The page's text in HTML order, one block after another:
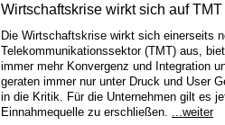
Wirtschaftskrise wirkt sich auf
Die Wirtschaftskrise wirkt sich einerseits
Telekommunikationssektor (TMT) aus,
immer mehr Konvergenz und Integration
geraten immer nur unter Druck und User
in die Kritik. Für die Unternehmen gilt es
Einnahmequelle zu erschließen. ...weiter